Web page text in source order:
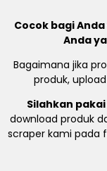
Cocok bagi
Anda
Bagaimana jika
produk,
Silahkan
download produk
scraper kami pada